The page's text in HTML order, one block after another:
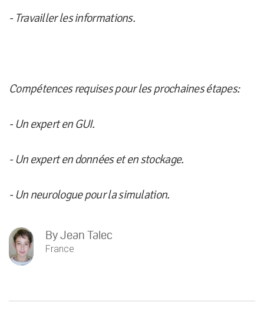
- Travailler les informations.
Compétences requises pour les prochaines étapes:
- Un expert en GUI.
- Un expert en données et en stockage.
- Un neurologue pour la simulation.
ByJean Talec
France